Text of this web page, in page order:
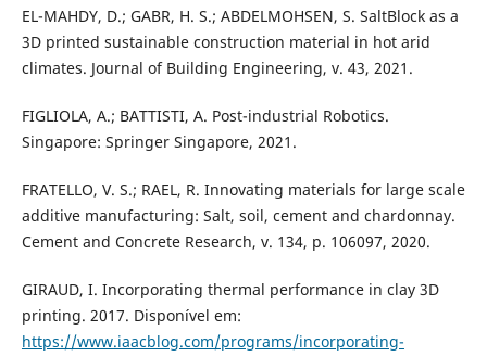
EL-MAHDY, D.; GABR, H. S.; ABDELMOHSEN, S. SaltBlock as a
3D printed sustainable construction material in hot arid
climates. Journal of Building Engineering, v. 43, 2021.
FIGLIOLA, A.; BATTISTI, A. Post-industrial Robotics.
Singapore: Springer Singapore, 2021.
FRATELLO, V. S.; RAEL, R. Innovating materials for large scale
additive manufacturing: Salt, soil, cement and chardonnay.
Cement and Concrete Research, v. 134, p. 106097, 2020.
GIRAUD, I. Incorporating thermal performance in clay 3D
printing. 2017. Disponível em:
https://www.iaacblog.com/programs/incorporating-